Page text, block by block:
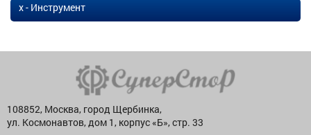
х - Инструмент
108852, Москва, город Щербинка,
ул. Космонавтов, дом 1, корпус «Б», стр. 33